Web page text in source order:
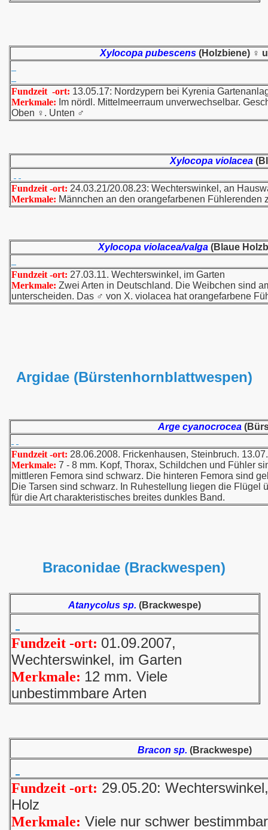
Xylocopa pubescens(Holzbiene) ♀
Fundzeit -ort: 13.05.17: Nordzypern bei Kyrenia
Merkmale: Im nördl. Mittelmeerraum unverwechselbar.
Oben ♀. Unten ♂
Xylocopa violacea
Fundzeit -ort: 24.03.21/20.08.23: Wechterswinkel, an
Merkmale: Männchen an den orangefarbenen Fühlerenden
Xylocopa violacea/valga (Blaue
Fundzeit -ort: 27.03.11. Wechterswinkel, im Garten
Merkmale: Zwei Arten in Deutschland. Die Weibchen sind
unterscheiden. Das ♂ von X. violacea hat orangefarbene
Argidae (Bürstenhornblattwespen)
Arge cyanocrocea
Fundzeit -ort: 28.06.2008. Frickenhausen, Steinbruch.
Merkmale: 7 - 8 mm. Kopf, Thorax, Schildchen und Fühler
mittleren Femora sind schwarz. Die hinteren Femora sind
Die Tarsen sind schwarz. In Ruhestellung liegen die Flügel
für die Art charakteristisches breites dunkles Band.
Braconidae (Brackwespen)
Atanycolus sp. (Brackwespe)
Fundzeit -ort: 01.09.2007,
Wechterswinkel, im Garten
Merkmale: 12 mm. Viele
unbestimmbare Arten
Bracon sp. (Brackwespe)
Fundzeit -ort: 29.05.20:
Holz
Merkmale: Viele nur schwer